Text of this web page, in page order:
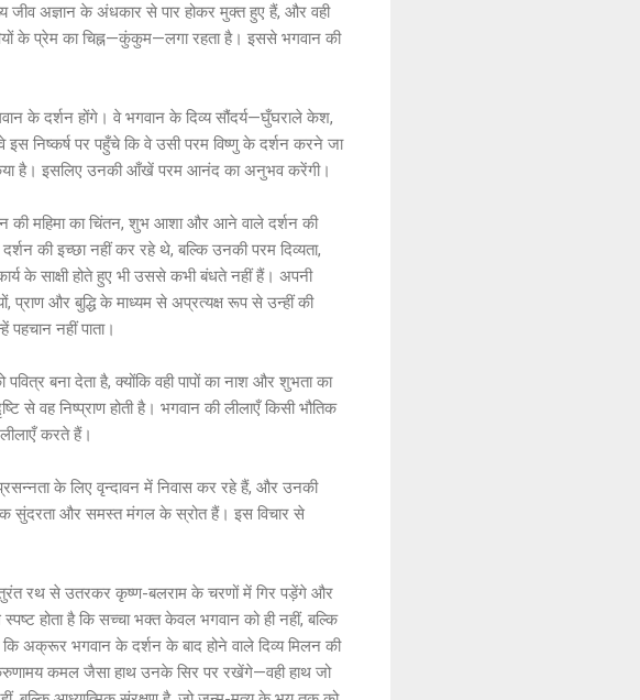
जीव अज्ञान के अंधकार से पार होकर मुक्त हुए हैं, और वही
के प्रेम का चिह्न—कुंकुम—लगा रहता है। इससे भगवान की
के दर्शन होंगे। वे भगवान के दिव्य सौंदर्य—घुँघराले केश,
पर पहुँचे कि वे उसी परम विष्णु के दर्शन करने जा
है। इसलिए उनकी आँखें परम आनंद का अनुभव करेंगी।
की महिमा का चिंतन, शुभ आशा और आने वाले दर्शन की
की इच्छा नहीं कर रहे थे, बल्कि उनकी परम दिव्यता,
के साक्षी होते हुए भी उससे कभी बंधते नहीं हैं। अपनी
और बुद्धि के माध्यम से अप्रत्यक्ष रूप से उन्हीं की
नहीं पाता।
बना देता है, क्योंकि वही पापों का नाश और शुभता का
से वह निष्प्राण होती है। भगवान की लीलाएँ किसी भौतिक
करते हैं।
के लिए वृन्दावन में निवास कर रहे हैं, और उनकी
सुंदरता और समस्त मंगल के स्रोत हैं। इस विचार से
रथ से उतरकर कृष्ण-बलराम के चरणों में गिर पड़ेंगे और
होता है कि सच्चा भक्त केवल भगवान को ही नहीं, बल्कि
अक्रूर भगवान के दर्शन के बाद होने वाले दिव्य मिलन की
कमल जैसा हाथ उनके सिर पर रखेंगे—वही हाथ जो